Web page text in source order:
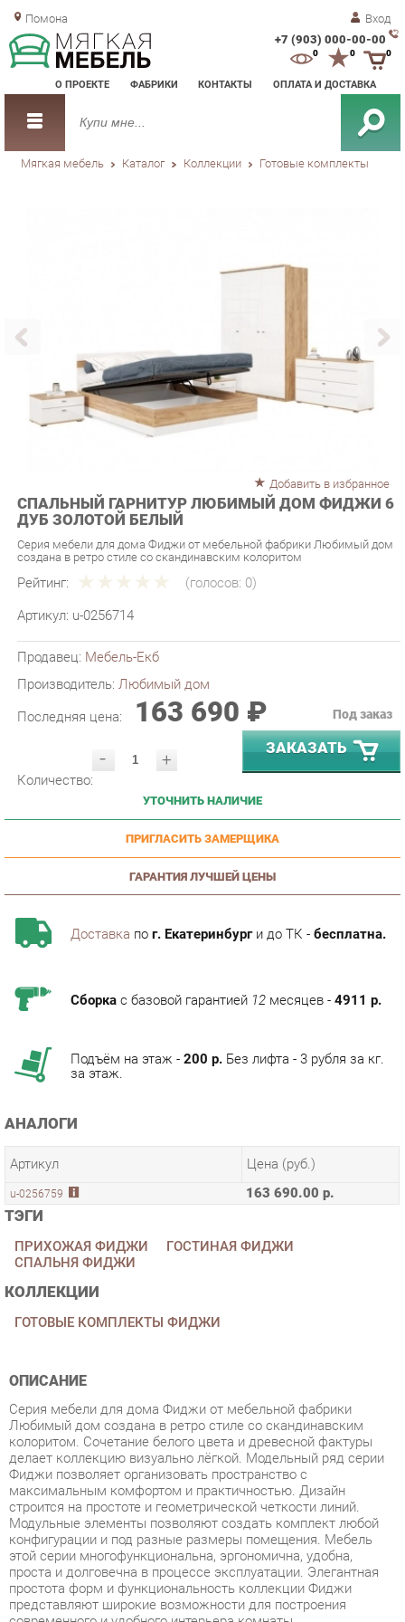
Помона Вход
+7 (903) 000-00-00
О ПРОЕКТЕ ФАБРИКИ КОНТАКТЫ ОПЛАТА И ДОСТАВКА
0 0
Мягкая мебель Каталог Коллекции Готовые комплекты
СПАЛЬНЫЙ ГАРНИТУР ЛЮБИМЫЙ ДОМ ФИДЖИ 6
ДУБ ЗОЛОТОЙ БЕЛЫЙ
Серия мебели для дома Фиджи от мебельной фабрики Любимый дом
Рейтинг: (голосов:0 )
Артикул: u-0256714
Производитель:Любимый дом
Последняя цена: 163 690 ₽
- ЗАКАЗАТЬ
УТОЧНИТЬ НАЛИЧИЕ
ПРИГЛАСИТЬ ЗАМЕРЩИКА
ГАРАНТИЯ ЛУЧШЕЙ ЦЕНЫ
Доставкапог. Екатеринбурги до ТК -бесплатна.
АНАЛОГИ
Артикул
u-0256759 163 690.00 р.
ТЭГИ
ПРИХОЖАЯ ФИДЖИ ГОСТИНАЯ ФИДЖИ
СПАЛЬНЯ ФИДЖИ
КОЛЛЕКЦИИ
ГОТОВЫЕ КОМПЛЕКТЫ ФИДЖИ
ОПИСАНИЕ
колоритом. Сочетание белого цвета и древесной фактуры
делает коллекцию визуально лёгкой. Модельный ряд серии
Фиджи позволяет организовать пространство с
максимальным комфортом и практичностью. Дизайн
строится на простоте и геометрической четкости линий.
Модульные элементы позволяют создать комплект любой
конфигурации и под разные размеры помещения. Мебель
этой серии многофункциональна, эргономична, удобна,
проста и долговечна в процессе эксплуатации. Элегантная
простота форм и функциональность коллекции Фиджи
представляют широкие возможности для построения
современного и удобного интерьера комнаты.
Условия покупки
Благодаря качественным фото, исчерпывающей информации